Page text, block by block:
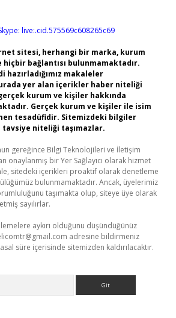
live:.cid.575569c608265c69
sitesi, herhangi bir marka, kurum
hiçbir bağlantısı bulunmamaktadır.
hazırladığımız makaleler
yer alan içerikler haber niteliği
kurum ve kişiler hakkında
Gerçek kurum ve kişiler ile isim
tesadüfidir. Sitemizdeki bilgiler
niteliği taşımazlar.
gereğince Bilgi Teknolojileri ve İletişim
onaylanmış bir Yer Sağlayıcı olarak hizmet
sitedeki içerikleri proaktif olarak denetleme
bulunmamaktadır. Ancak, üyelerimiz
taşımakta olup, siteye üye olarak
sayılırlar.
aykırı olduğunu düşündüğünüz
adresine bildirmeniz
süre içerisinde sitemizden kaldırılacaktır.